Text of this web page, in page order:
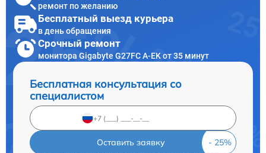
ремонт по желанию
Бесплатный выезд курьера
в день обращения
Срочный ремонт
монитора Gigabyte G27FC A-EK от 35 минут
Бесплатная консультация со
специалистом
Оставить заявку